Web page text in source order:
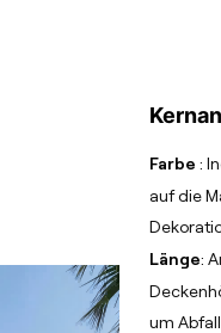
Farbe :
auf die
Länge:
um